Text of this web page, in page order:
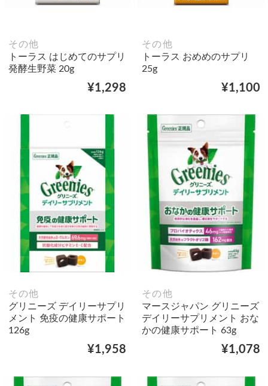
その他
トーラス はじめてのサプリ
発酵生野菜 20g
¥1,298
その他
トーラス おめめのサプリ
25g
¥1,100
その他
グリニーズ デイリーサプリ
メント 免疫の健康サポート
126g
¥1,958
その他
マースジャパン グリニーズ
デイリーサプリメント おな
かの健康サポート 63g
¥1,078